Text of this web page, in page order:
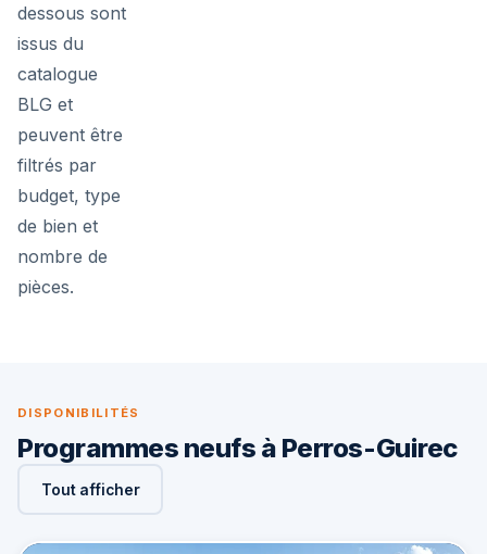
dessous sont
issus du
catalogue
BLG et
peuvent être
filtrés par
budget, type
de bien et
nombre de
pièces.
DISPONIBILITÉS
Programmes neufs à Perros-Guirec
Tout afficher